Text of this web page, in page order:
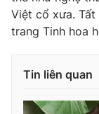
Việt cổ xưa.
trang Tinh hoa
Tin liên quan